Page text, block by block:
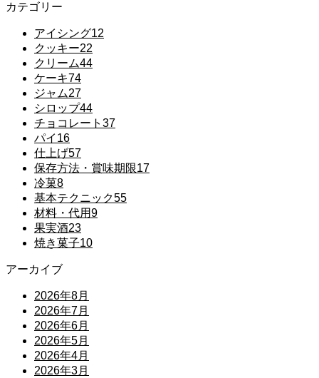
カテゴリー
アイシング12
クッキー22
クリーム44
ケーキ74
ジャム27
シロップ44
チョコレート 37
パイ 16
仕上げ57
保存方法・賞味期限17
冷菓8
基本テクニック55
材料・代用9
果実酒23
焼き菓子10
アーカイブ
2026年8月
2026年7月
2026年6月
2026年5月
2026年4月
2026年3月